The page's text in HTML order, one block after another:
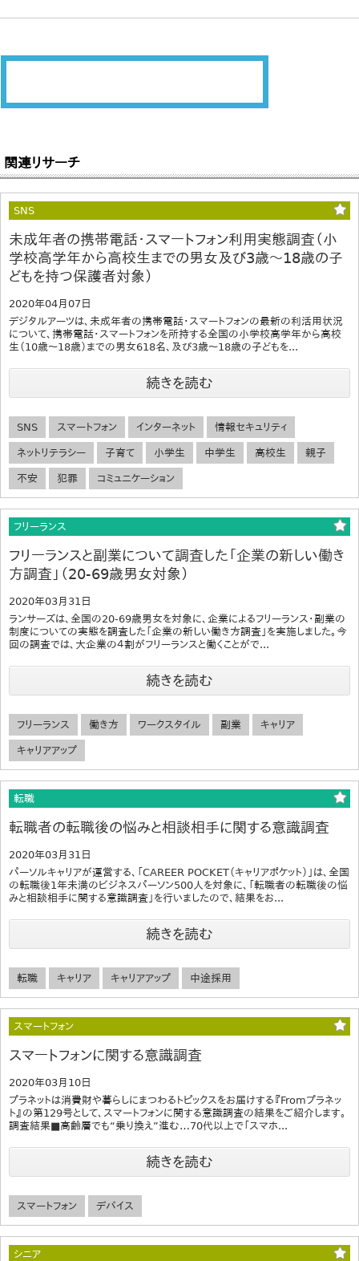
関連リサーチ
SNS
未成年者の携帯電話・スマートフォン利用実態調査（小
学校高学年から高校生までの男女及び3歳～18歳の子
どもを持つ保護者対象）
2020年04月07日
デジタルアーツは、未成年者の携帯電話・スマートフォンの最新の利活用状況
について、携帯電話・スマートフォンを所持する全国の小学校高学年から高校
生（10歳～18歳）までの男女618名、及び3歳～18歳の子どもを...
続きを読む
SNS スマートフォン インターネット 情報セキュリティ
ネットリテラシー 子育て 小学生 中学生 高校生 親子
不安 犯罪 コミュニケーション
フリーランス
フリーランスと副業について調査した「企業の新しい働き
方調査」（20-69歳男女対象）
2020年03月31日
ランサーズは、全国の20-69歳男女を対象に、企業によるフリーランス・副業の
制度についての実態を調査した「企業の新しい働き方調査」を実施しました。今
回の調査では、大企業の４割がフリーランスと働くことがで...
続きを読む
フリーランス 働き方 ワークスタイル 副業 キャリア
キャリアアップ
転職
転職者の転職後の悩みと相談相手に関する意識調査
2020年03月31日
パーソルキャリアが運営する、「CAREER POCKET（キャリアポケット）」は、全国
の転職後1年未満のビジネスパーソン500人を対象に、「転職者の転職後の悩
みと相談相手に関する意識調査」を行いましたので、結果をお...
続きを読む
転職 キャリア キャリアアップ 中途採用
スマートフォン
スマートフォンに関する意識調査
2020年03月10日
プラネットは消費財や暮らしにまつわるトピックスをお届けする『Fromプラネッ
ト』の第129号として、スマートフォンに関する意識調査の結果をご紹介します。
調査結果■高齢層でも“乗り換え”進む…70代以上で「スマホ...
続きを読む
スマートフォン デバイス
シニア